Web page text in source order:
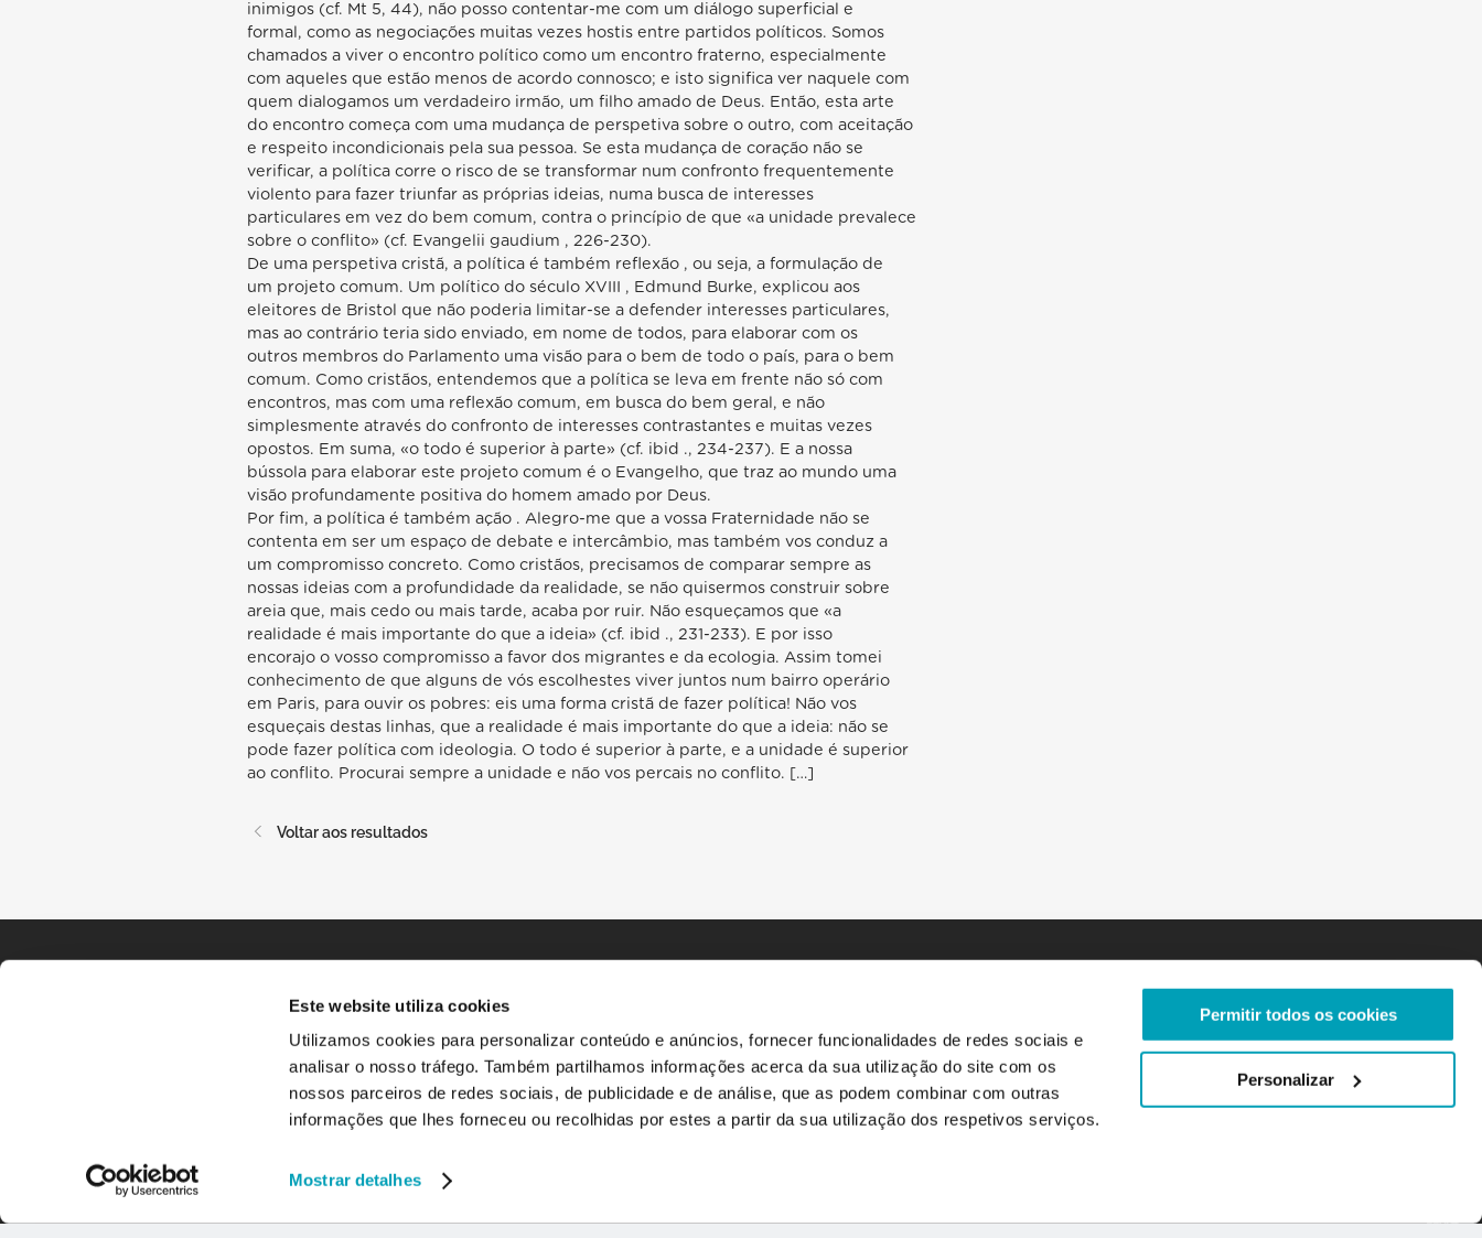
Este website utiliza cookies
Utilizamos cookies para personalizar conteúdo e anúncios, fornecer funcionalidades de redes sociais e
analisar o nosso tráfego. Também partilhamos informações acerca da sua utilização do site com os
nossos parceiros de redes sociais, de publicidade e de análise, que as podem combinar com outras
informações que lhes forneceu ou recolhidas por estes a partir da sua utilização dos respetivos serviços.
Mostrar detalhes
Permitir todos os cookies
Personalizar
inimigos (cf. Mt 5, 44), não posso contentar-me com um diálogo superficial e
formal, como as negociações muitas vezes hostis entre partidos políticos. Somos
chamados a viver o encontro político como um encontro fraterno, especialmente
com aqueles que estão menos de acordo connosco; e isto significa ver naquele com
quem dialogamos um verdadeiro irmão, um filho amado de Deus. Então, esta arte
do encontro começa com uma mudança de perspetiva sobre o outro, com aceitação
e respeito incondicionais pela sua pessoa. Se esta mudança de coração não se
verificar, a política corre o risco de se transformar num confronto frequentemente
violento para fazer triunfar as próprias ideias, numa busca de interesses
particulares em vez do bem comum, contra o princípio de que «a unidade prevalece
sobre o conflito» (cf. Evangelii gaudium , 226-230).
De uma perspetiva cristã, a política é também reflexão , ou seja, a formulação de
um projeto comum. Um político do século XVIII , Edmund Burke, explicou aos
eleitores de Bristol que não poderia limitar-se a defender interesses particulares,
mas ao contrário teria sido enviado, em nome de todos, para elaborar com os
outros membros do Parlamento uma visão para o bem de todo o país, para o bem
comum. Como cristãos, entendemos que a política se leva em frente não só com
encontros, mas com uma reflexão comum, em busca do bem geral, e não
simplesmente através do confronto de interesses contrastantes e muitas vezes
opostos. Em suma, «o todo é superior à parte» (cf. ibid ., 234-237). E a nossa
bússola para elaborar este projeto comum é o Evangelho, que traz ao mundo uma
visão profundamente positiva do homem amado por Deus.
Por fim, a política é também ação . Alegro-me que a vossa Fraternidade não se
contenta em ser um espaço de debate e intercâmbio, mas também vos conduz a
um compromisso concreto. Como cristãos, precisamos de comparar sempre as
nossas ideias com a profundidade da realidade, se não quisermos construir sobre
areia que, mais cedo ou mais tarde, acaba por ruir. Não esqueçamos que «a
realidade é mais importante do que a ideia» (cf. ibid ., 231-233). E por isso
encorajo o vosso compromisso a favor dos migrantes e da ecologia. Assim tomei
conhecimento de que alguns de vós escolhestes viver juntos num bairro operário
em Paris, para ouvir os pobres: eis uma forma cristã de fazer política! Não vos
esqueçais destas linhas, que a realidade é mais importante do que a ideia: não se
pode fazer política com ideologia. O todo é superior à parte, e a unidade é superior
ao conflito. Procurai sempre a unidade e não vos percais no conflito. […]
Voltar aos resultados
INÍCIO HISTÓRIAS RECURSOS